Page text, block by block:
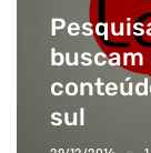
buscam
sul